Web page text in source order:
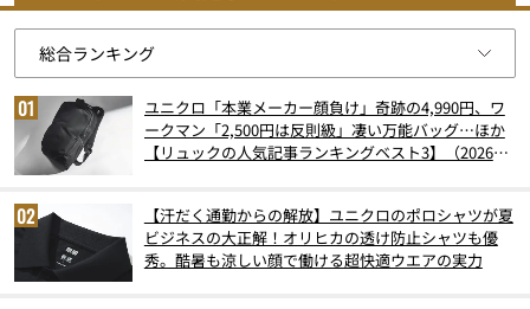
ユニクロ「本業メーカー顔負け」奇跡の4,990円、ワ
ークマン「2,500円は反則級」凄い万能バッグ…ほか
【リュックの人気記事ランキングベスト3】（2026年
【汗だく通勤からの解放】ユニクロのポロシャツが夏
ビジネスの大正解！オリヒカの透け防止シャツも優
秀。酷暑も涼しい顔で働ける超快適ウエアの実力